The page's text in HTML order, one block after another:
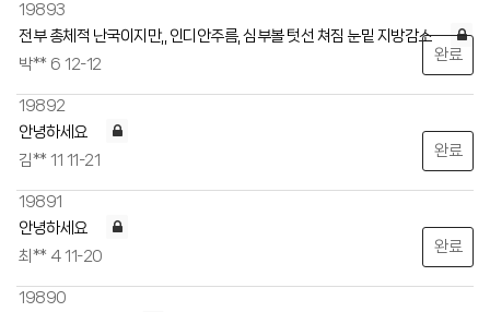
19893
전부 총체적 난국이지만,, 인디안주름, 심부볼 텃선 쳐짐 눈밑 지방감소
박** 6 12-12
완료
19892
안녕하세요
김** 11 11-21
완료
19891
안녕하세요
최** 4 11-20
완료
19890